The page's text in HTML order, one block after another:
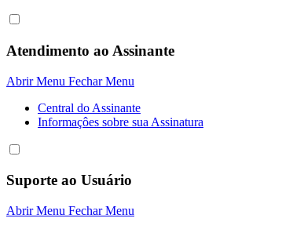
Atendimento ao Assinante
Abrir Menu Fechar Menu
Central do Assinante
Informaçôes sobre sua Assinatura
Suporte ao Usuário
Abrir Menu Fechar Menu